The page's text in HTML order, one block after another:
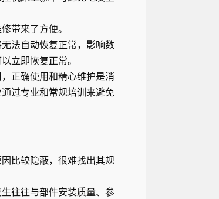
带来了方便。
法自动恢复正常，影响数
立即恢复正常。
正确使用和精心维护是消
过专业和常规培训来避免
比较隐蔽，很难找出其规
往往与部件安装质量、参